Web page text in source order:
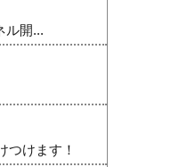
ル開...
つけます！